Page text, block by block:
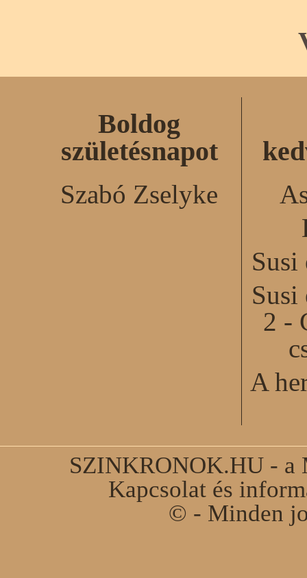
Boldog
születésnapot
Szabó Zselyke
Susi
Susi
2 -
A
SZINKRONOK.HU - a
Kapcsolat és
© - Minden